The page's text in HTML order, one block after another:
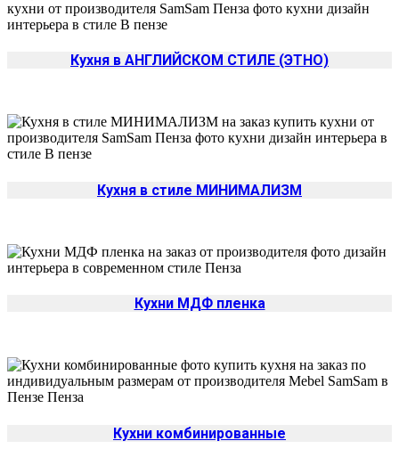
Кухня в АНГЛИЙСКОМ СТИЛЕ (ЭТНО)
Кухня в стиле МИНИМАЛИЗМ
Кухни МДФ пленка
Кухни комбинированные